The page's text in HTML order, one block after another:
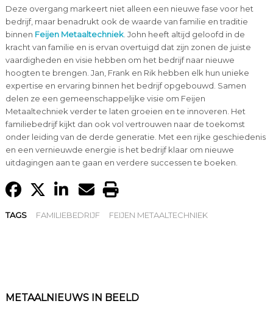
Deze overgang markeert niet alleen een nieuwe fase voor het
bedrijf, maar benadrukt ook de waarde van familie en traditie
binnen Feijen Metaaltechniek. John heeft altijd geloofd in de
kracht van familie en is ervan overtuigd dat zijn zonen de juiste
vaardigheden en visie hebben om het bedrijf naar nieuwe
hoogten te brengen. Jan, Frank en Rik hebben elk hun unieke
expertise en ervaring binnen het bedrijf opgebouwd. Samen
delen ze een gemeenschappelijke visie om Feijen
Metaaltechniek verder te laten groeien en te innoveren. Het
familiebedrijf kijkt dan ook vol vertrouwen naar de toekomst
onder leiding van de derde generatie. Met een rijke geschiedenis
en een vernieuwde energie is het bedrijf klaar om nieuwe
uitdagingen aan te gaan en verdere successen te boeken.
TAGS FAMILIEBEDRIJF FEIJEN METAALTECHNIEK
METAALNIEUWS IN BEELD